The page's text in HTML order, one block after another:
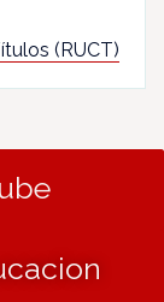
(RUCT)